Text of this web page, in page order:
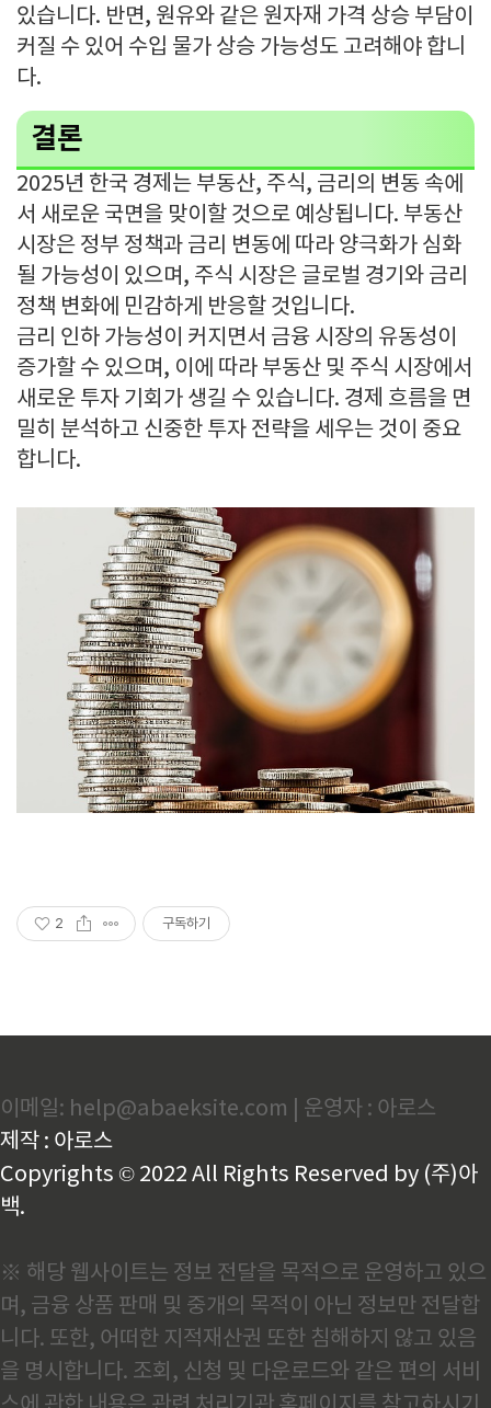
있습니다. 반면, 원유와 같은 원자재 가격 상승 부담이
커질 수 있어 수입 물가 상승 가능성도 고려해야 합니
다.
결론
2025년 한국 경제는 부동산, 주식, 금리의 변동 속에
서 새로운 국면을 맞이할 것으로 예상됩니다. 부동산
시장은 정부 정책과 금리 변동에 따라 양극화가 심화
될 가능성이 있으며, 주식 시장은 글로벌 경기와 금리
정책 변화에 민감하게 반응할 것입니다.
금리 인하 가능성이 커지면서 금융 시장의 유동성이
증가할 수 있으며, 이에 따라 부동산 및 주식 시장에서
새로운 투자 기회가 생길 수 있습니다. 경제 흐름을 면
밀히 분석하고 신중한 투자 전략을 세우는 것이 중요
합니다.
2 구독하기
이메일: help@abaeksite.com | 운영자 : 아로스
제작 : 아로스
Copyrights © 2022 All Rights Reserved by (주)아
백.
※ 해당 웹사이트는 정보 전달을 목적으로 운영하고 있으
며, 금융 상품 판매 및 중개의 목적이 아닌 정보만 전달합
니다. 또한, 어떠한 지적재산권 또한 침해하지 않고 있음
을 명시합니다. 조회, 신청 및 다운로드와 같은 편의 서비